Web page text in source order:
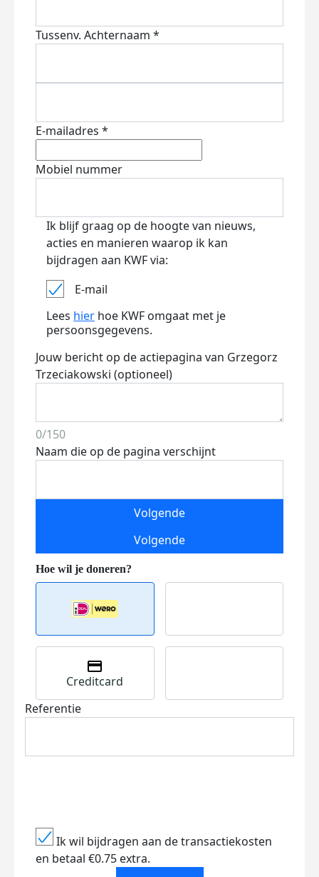
Tussenv. Achternaam *
E-mailadres *
Mobiel nummer
Ik blijf graag op de hoogte van nieuws,
acties en manieren waarop ik kan
bijdragen aan KWF via:
E-mail
Lees hier hoe KWF omgaat met je
persoonsgegevens.
Jouw bericht op de actiepagina van Grzegorz
Trzeciakowski (optioneel)
0/150
Naam die op de pagina verschijnt
Volgende
Volgende
Creditcard
Referentie
Ik wil bijdragen aan de transactiekosten
en betaal €0.75 extra.